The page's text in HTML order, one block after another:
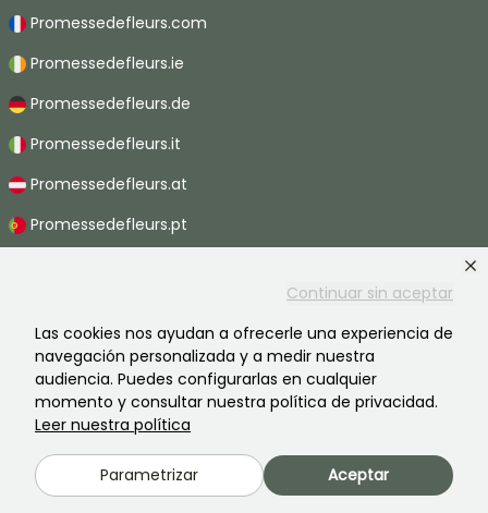
Continuar sin aceptar
Las cookies nos ayudan a ofrecerle una experiencia de
navegación personalizada y a medir nuestra
audiencia. Puedes configurarlas en cualquier
momento y consultar nuestra política de privacidad.
Leer nuestra política
Parametrizar Aceptar
Promessedefleurs.com
Promessedefleurs.ie
Promessedefleurs.de
Promessedefleurs.it
Promessedefleurs.at
Promessedefleurs.pt
Promessedefleurs.ch
Información legal
Términos y condiciones
Política de privacidad
Promesse de fleurs, una empresa familiar al servicio de todos los